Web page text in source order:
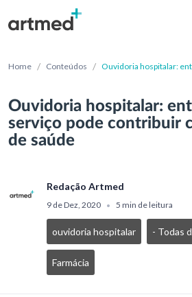
Home / Conteúdos / Ouvidoria hospitalar:
Ouvidoria hospitalar:
serviço pode contribuir
de saúde
Redação Artmed
9 de Dez, 2020 • 5 min de leitura
ouvidoria hospitalar - Todas
Farmácia